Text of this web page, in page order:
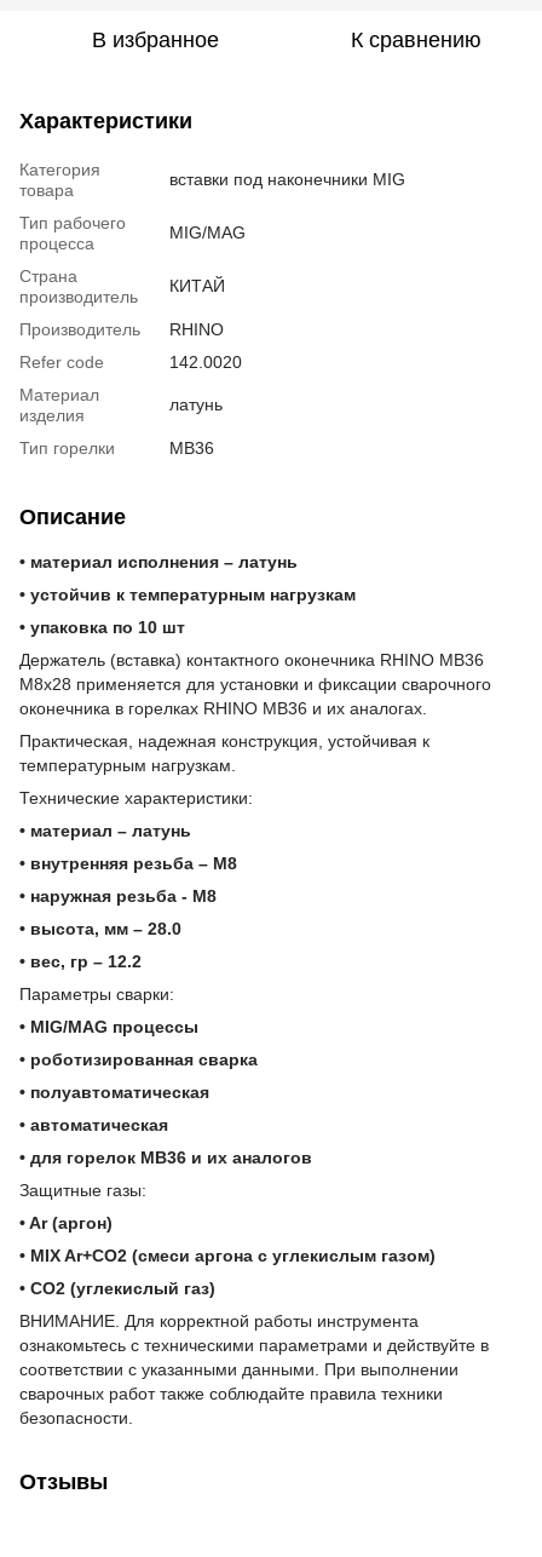
В избранное К сравнению
Характеристики
Категория
товара
вставки под наконечники MIG
Тип рабочего
процесса
MIG/MAG
Страна
производитель
КИТАЙ
Производитель
RHINO
Refer code
142.0020
Материал
изделия
латунь
Тип горелки MB36
Описание
• материал исполнения – латунь
• устойчив к температурным нагрузкам
• упаковка по 10 шт
Держатель (вставка) контактного оконечника RHINO MB36
M8х28 применяется для установки и фиксации сварочного
оконечника в горелках RHINO MB36 и их аналогах.
Практическая, надежная конструкция, устойчивая к
температурным нагрузкам.
Технические характеристики:
• материал – латунь
• внутренняя резьба – M8
• наружная резьба - M8
• высота, мм – 28.0
• вес, гр – 12.2
Параметры сварки:
• MIG/MAG процессы
• роботизированная сварка
• полуавтоматическая
• автоматическая
• для горелок МВ36 и их аналогов
Защитные газы:
• Ar (аргон)
• MIX Ar+CO2 (смеси аргона с углекислым газом)
• CO2 (углекислый газ)
ВНИМАНИЕ. Для корректной работы инструмента
ознакомьтесь с техническими параметрами и действуйте в
соответствии с указанными данными. При выполнении
сварочных работ также соблюдайте правила техники
безопасности.
Отзывы